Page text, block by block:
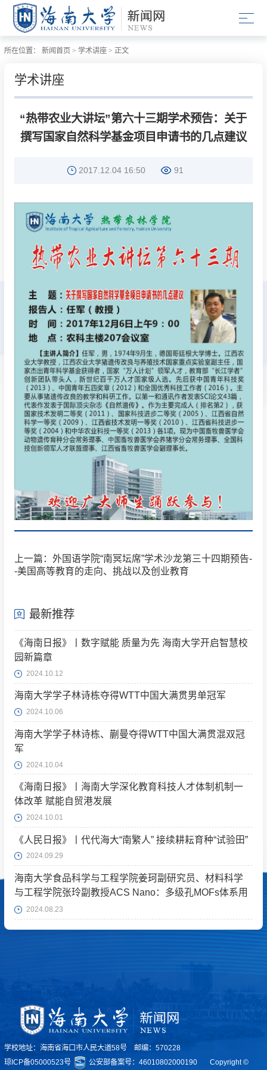
所在位置： 新闻首页 > 学术讲座 > 正文
学术讲座
“热带农业大讲坛”第六十三期学术预告：关于
撰写国家自然科学基金项目申请书的几点建议
2017.12.04 16:50 91
上一篇：外国语学院“南冥坛席”学术沙龙第三十四期预告-
-美国高等教育的走向、挑战以及创业教育
最新推荐
《海南日报》丨数字赋能 质量为先 海南大学开启智慧校
园新篇章
2024.10.12
海南大学学子林诗栋夺得WTT中国大满贯男单冠军
2024.10.06
海南大学学子林诗栋、蒯曼夺得WTT中国大满贯混双冠
军
2024.10.04
《海南日报》丨海南大学深化教育科技人才体制机制一
体改革 赋能自贸港发展
2024.10.01
《人民日报》丨代代海大“南繁人” 接续耕耘育种“试验田”
2024.09.29
海南大学食品科学与工程学院姜珂副研究员、材料科学
与工程学院张玲副教授ACS Nano：多级孔MOFs体系用
于跨尺度双生物分子递送
2024.08.23
学校地址：海南省海口市人民大道58号 邮编：570228
琼ICP备05000523号
公安部备案号：46010802000190 Copyright ©